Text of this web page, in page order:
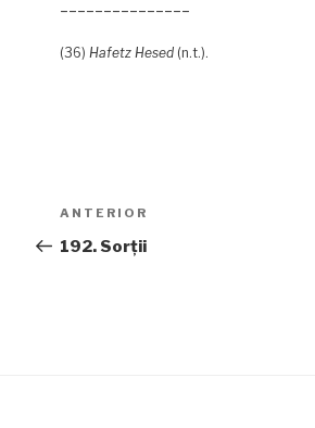
(36) Hafetz Hesed (n.t.).
Navigare
în
Articolul
anterior
ANTERIOR
192. Sorţii